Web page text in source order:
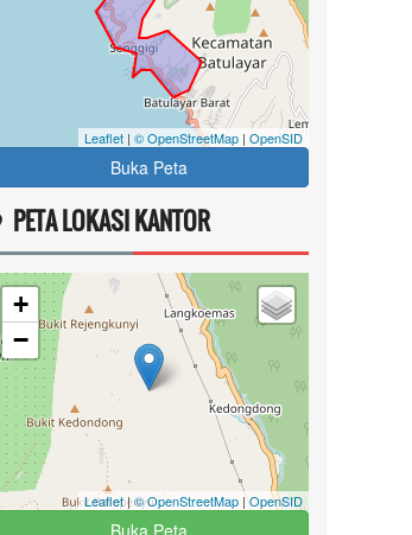
Leaflet | © OpenStreetMap | OpenSID
Buka Peta
PETA LOKASI KANTOR
+
−
Leaflet|© OpenStreetMap | OpenSID
Buka Peta